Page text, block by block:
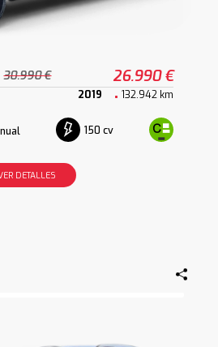
30.990 € 26.990 €
2019 132.942 km
150 cv
DETALLES